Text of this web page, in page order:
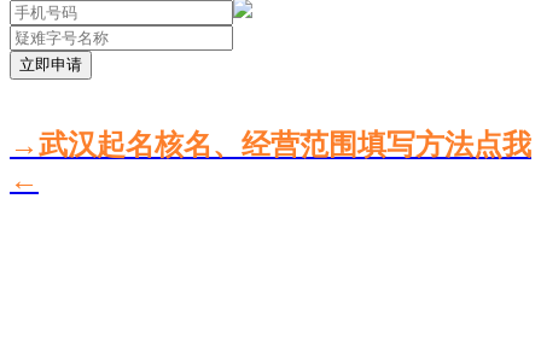
立即申请
→武汉起名核名、经营范围填写方法点我
←